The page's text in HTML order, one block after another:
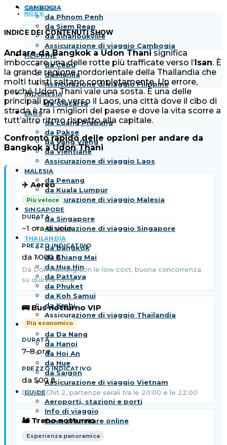
CAMBOGIA
da Phnom Penh
da Siem Reap
da Sihanoukville
Assicurazione di viaggio Cambogia
FILIPPINE
da Cebu
da Manila
Assicurazione di viaggio Filippine
INDONESIA
da Giacarta
LAOS
da Luang Prabang
da Pakse
da Vang Vieng
da Vientiane
Assicurazione di viaggio Laos
MALESIA
da Penang
da Kuala Lumpur
Assicurazione di viaggio Malesia
SINGAPORE
da Singapore
Assicurazione di viaggio Singapore
THAILANDIA
da Bangkok
da Chiang Mai
da Hua Hin
da Pattaya
da Phuket
da Koh Samui
da Krabi
Assicurazione di viaggio Thailandia
VIETNAM
da Da Nang
da Hanoi
da Hoi An
da Hue
da Saigon
Assicurazione di viaggio Vietnam
GUIDE
Aeroporti, stazioni e porti
Info di viaggio
Dove prenotare online
08/10/2019
NICK V.
INDICE DEI CONTENUTISHOW
Andare da Bangkok a Udon Thani significa
imboccare una delle rotte più trafficate verso l’ Isan. È
la grande regione nordorientale della Thailandia che
molti turisti saltano completamente. Un errore,
perché Udon Thani vale una sosta. È una delle
principali porte verso il Laos, una città dove il cibo di
strada è tra i migliori del paese e dove la vita scorre a
tutt’altro ritmo rispetto alla capitale.
Confronto rapido delle opzioni per andare da
Bangkok a Udon Thani
✈️ Aereo
Più veloce
~1 ora di volo
da 1.000 ฿
Da Don Mueang con le low cost; buona concorrenza
su questa rotta
🚌 Bus notturno VIP
Più economico
7–8 ore
da 500 ฿
Da Mo Chit 2, partenze serali tra le 20:00 e le 22:00
🚂 Treno notturno
Esperienza panoramica